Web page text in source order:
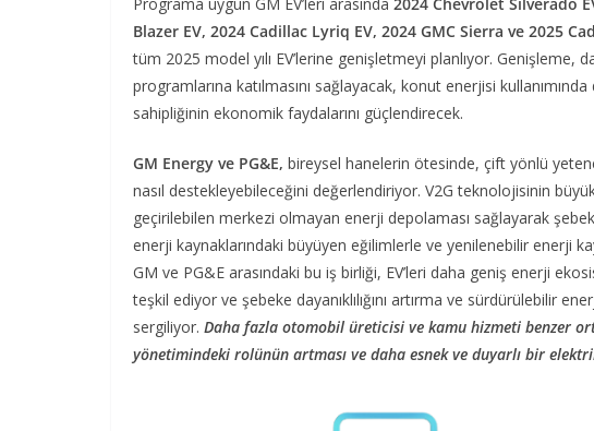
Programa uygun GM EV’leri arasında 2024 Chevrolet Silverado
Blazer EV, 2024 Cadillac Lyriq EV, 2024 GMC Sierra ve 2025
tüm 2025 model yılı EV’lerine genişletmeyi planlıyor.
programlarına katılmasını sağlayacak, konut enerjisi
sahipliğinin ekonomik faydalarını güçlendirecek.
GM Energy ve PG&E, bireysel hanelerin ötesinde, çift yönlü
nasıl destekleyebileceğini değerlendiriyor. V2G teknolojisinin
geçirilebilen merkezi olmayan enerji depolaması sağlayarak şebeke
enerji kaynaklarındaki büyüyen eğilimlerle ve yenilenebilir enerji
GM ve PG&E arasındaki bu iş birliği, EV’leri daha geniş enerji
teşkil ediyor ve şebeke dayanıklılığını artırma ve sürdürülebilir
sergiliyor. Daha fazla otomobil üreticisi ve kamu hizmeti benzer
yönetimindeki rolünün artması ve daha esnek ve duyarlı bir